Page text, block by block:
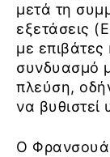
μετά τη
εξετάσεις
με
συνδυασμό
πλεύση,
να
Ο Φρανσουά